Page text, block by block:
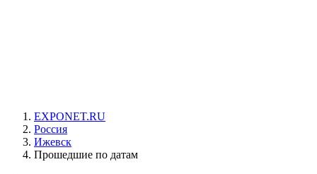
EXPONET.RU
Россия
Ижевск
Прошедшие по датам